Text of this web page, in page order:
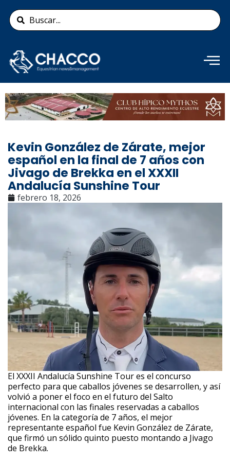
contenido
Search
...
Añade aquí tu texto de
cabecera
Kevin González de Zárate, mejor
español en la final de 7 años con
Jivago de Brekka en el XXXII
Andalucía Sunshine Tour
febrero 18, 2026
El XXXII Andalucía Sunshine Tour es el concurso
perfecto para que caballos jóvenes se desarrollen, y así
volvió a poner el foco en el futuro del Salto
internacional con las finales reservadas a caballos
jóvenes. En la categoría de 7 años, el mejor
representante español fue Kevin González de Zárate,
que firmó un sólido quinto puesto montando a Jivago
de Brekka.